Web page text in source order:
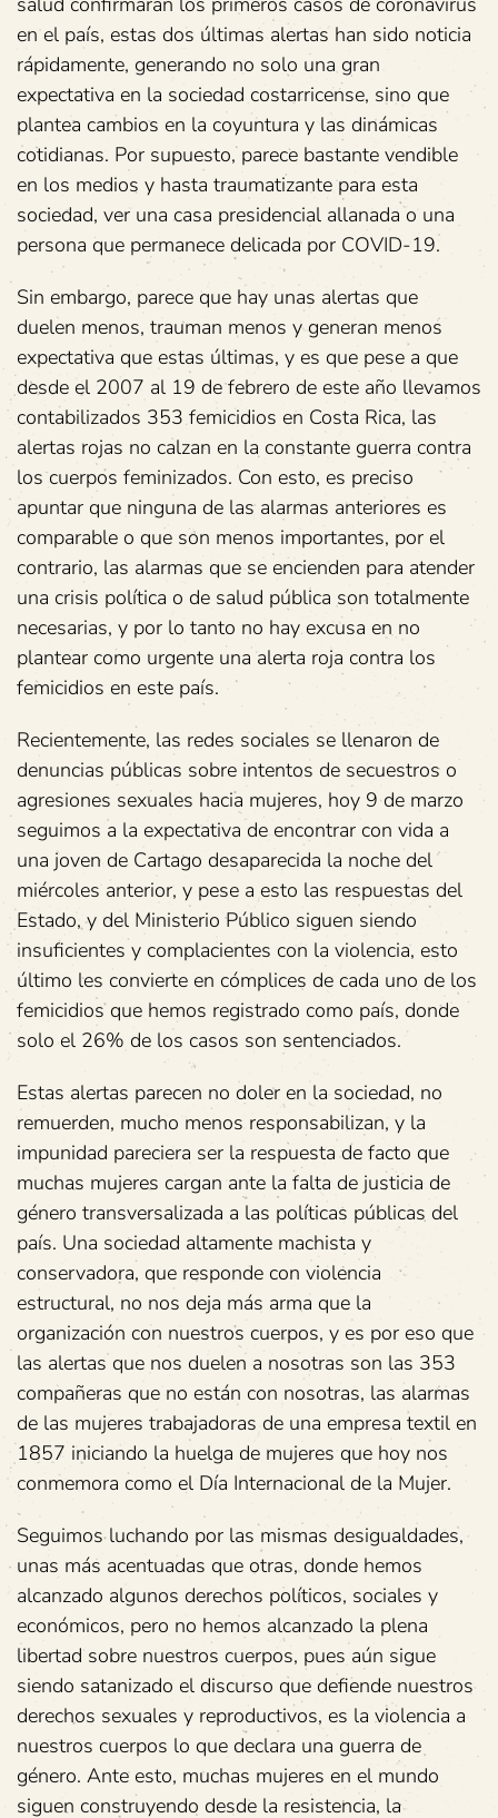
en el país, estas dos últimas alertas han sido noticia
rápidamente, generando no solo una gran
expectativa en la sociedad costarricense, sino que
plantea cambios en la coyuntura y las dinámicas
cotidianas. Por supuesto, parece bastante vendible
en los medios y hasta traumatizante para esta
sociedad, ver una casa presidencial allanada o una
persona que permanece delicada por COVID-19.
Sin embargo, parece que hay unas alertas que
duelen menos, trauman menos y generan menos
expectativa que estas últimas, y es que pese a que
desde el 2007 al 19 de febrero de este año llevamos
contabilizados 353 femicidios en Costa Rica, las
alertas rojas no calzan en la constante guerra contra
los cuerpos feminizados. Con esto, es preciso
apuntar que ninguna de las alarmas anteriores es
comparable o que son menos importantes, por el
contrario, las alarmas que se encienden para atender
una crisis política o de salud pública son totalmente
necesarias, y por lo tanto no hay excusa en no
plantear como urgente una alerta roja contra los
femicidios en este país.
Recientemente, las redes sociales se llenaron de
denuncias públicas sobre intentos de secuestros o
agresiones sexuales hacia mujeres, hoy 9 de marzo
seguimos a la expectativa de encontrar con vida a
una joven de Cartago desaparecida la noche del
miércoles anterior, y pese a esto las respuestas del
Estado, y del Ministerio Público siguen siendo
insuficientes y complacientes con la violencia, esto
último les convierte en cómplices de cada uno de los
femicidios que hemos registrado como país, donde
solo el 26% de los casos son sentenciados.
Estas alertas parecen no doler en la sociedad, no
remuerden, mucho menos responsabilizan, y la
impunidad pareciera ser la respuesta de facto que
muchas mujeres cargan ante la falta de justicia de
género transversalizada a las políticas públicas del
país. Una sociedad altamente machista y
conservadora, que responde con violencia
estructural, no nos deja más arma que la
organización con nuestros cuerpos, y es por eso que
las alertas que nos duelen a nosotras son las 353
compañeras que no están con nosotras, las alarmas
de las mujeres trabajadoras de una empresa textil en
1857 iniciando la huelga de mujeres que hoy nos
conmemora como el Día Internacional de la Mujer.
Seguimos luchando por las mismas desigualdades,
unas más acentuadas que otras, donde hemos
alcanzado algunos derechos políticos, sociales y
económicos, pero no hemos alcanzado la plena
libertad sobre nuestros cuerpos, pues aún sigue
siendo satanizado el discurso que defiende nuestros
derechos sexuales y reproductivos, es la violencia a
nuestros cuerpos lo que declara una guerra de
género. Ante esto, muchas mujeres en el mundo
siguen construyendo desde la resistencia, la